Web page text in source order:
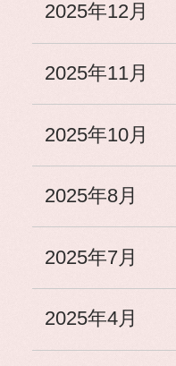
2025年12月
2025年11月
2025年10月
2025年8月
2025年7月
2025年4月